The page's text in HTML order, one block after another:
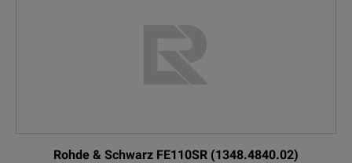
Rohde & Schwarz FE110SR (1348.4840.02)